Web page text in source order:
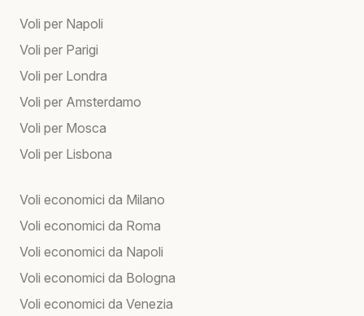
Voli per Napoli
Voli per Parigi
Voli per Londra
Voli per Amsterdamo
Voli per Mosca
Voli per Lisbona
Voli economici da Milano
Voli economici da Roma
Voli economici da Napoli
Voli economici da Bologna
Voli economici da Venezia